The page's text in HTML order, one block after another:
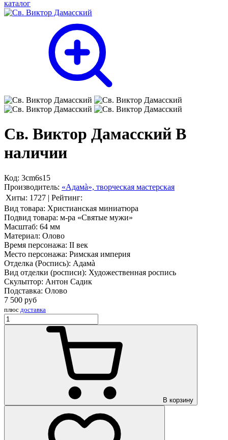
каталог
Св. Виктор Дамасский В
наличии
Код: 3cm6s15
Производитель: «Адамà», творческая мастерская
Хиты: 1727 | Рейтинг:
Вид товара: Христианская миниатюра
Подвид товара: м-ра «Святые мужи»
Масштаб: 64 мм
Материал: Олово
Время персонажа: II век
Место персонажа: Римская империя
Отделка (Роспись): Адамà
Вид отделки (росписи): Художественная роспись
Скульптор: Антон Садик
Подставка: Олово
7 500 руб
плюс доставка
В корзину